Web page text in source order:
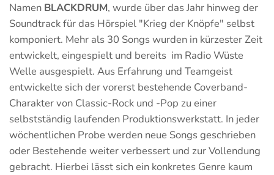
Namen BLACKDRUM, wurde über das Jahr hinweg der
Soundtrack für das Hörspiel "Krieg der Knöpfe" selbst
komponiert. Mehr als 30 Songs wurden in kürzester Zeit
entwickelt, eingespielt und bereits im Radio Wüste
Welle ausgespielt. Aus Erfahrung und Teamgeist
entwickelte sich der vorerst bestehende Coverband-
Charakter von Classic-Rock und -Pop zu einer
selbstständig laufenden Produktionswerkstatt. In jeder
wöchentlichen Probe werden neue Songs geschrieben
oder Bestehende weiter verbessert und zur Vollendung
gebracht. Hierbei lässt sich ein konkretes Genre kaum